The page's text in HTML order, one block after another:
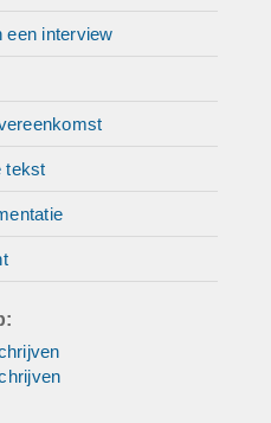
een interview
tekst